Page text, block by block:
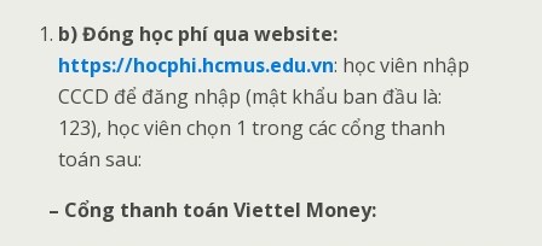
b) Đóng học phí qua website:
https://hocphi.hcmus.edu.vn: học viên nhập
CCCD để đăng nhập (mật khẩu ban đầu là:
123), học viên chọn 1 trong các cổng thanh
toán sau:
– Cổng thanh toán Viettel Money: